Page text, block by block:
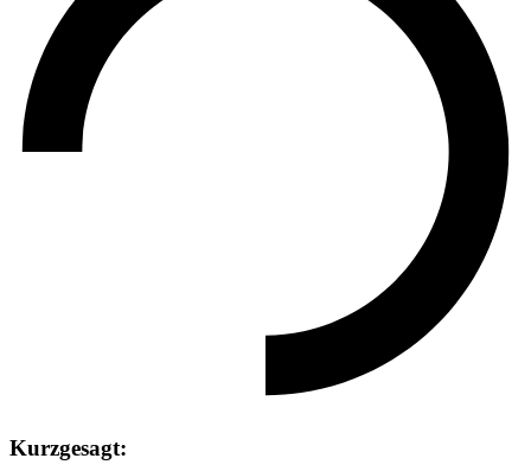
Kurzgesagt: